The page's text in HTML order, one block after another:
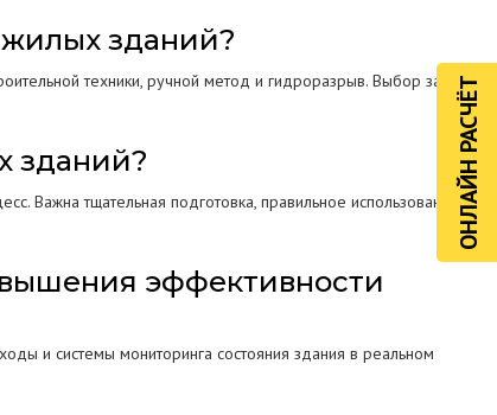
ОНЛАЙН РАСЧЁТ
зданий?
техники, ручной метод и гидроразрыв. Выбор зависит
зданий?
Важна тщательная подготовка, правильное использование
эффективности
и системы мониторинга состояния здания в реальном